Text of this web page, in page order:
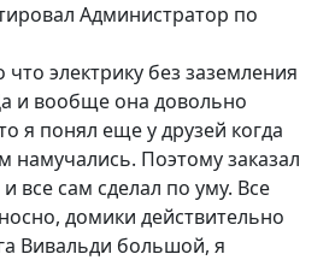
Администратор по
электрику без заземления
и вообще она довольно
я понял еще у друзей когда
намучались. Поэтому заказал
все сам сделал по уму. Все
домики действительно
Вивальди большой, я